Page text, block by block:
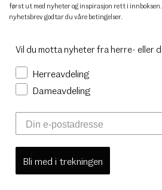
først ut med nyheter og inspirasjon rett i innboksen.
nyhetsbrev godtar du våre betingelser.
Vil du motta nyheter fra herre- eller
Herreavdeling
Dameavdeling
Bli med i trekningen